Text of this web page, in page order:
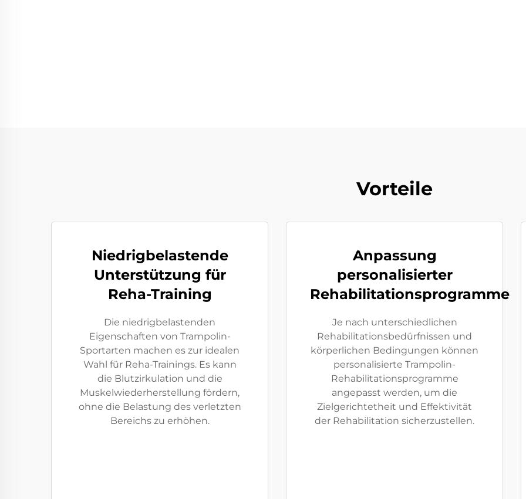
Vorteile
Niedrigbelastende
Unterstützung für
Reha-Training
Die niedrigbelastenden
Eigenschaften von Trampolin-
Sportarten machen es zur idealen
Wahl für Reha-Trainings. Es kann
die Blutzirkulation und die
Muskelwiederherstellung fördern,
ohne die Belastung des verletzten
Bereichs zu erhöhen.
Anpassung
personalisierter
Rehabilitationsprogramme
Je nach unterschiedlichen
Rehabilitationsbedürfnissen und
körperlichen Bedingungen können
personalisierte Trampolin-
Rehabilitationsprogramme
angepasst werden, um die
Zielgerichtetheit und Effektivität
der Rehabilitation sicherzustellen.